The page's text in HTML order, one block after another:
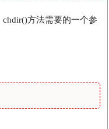
方法需要的一个参